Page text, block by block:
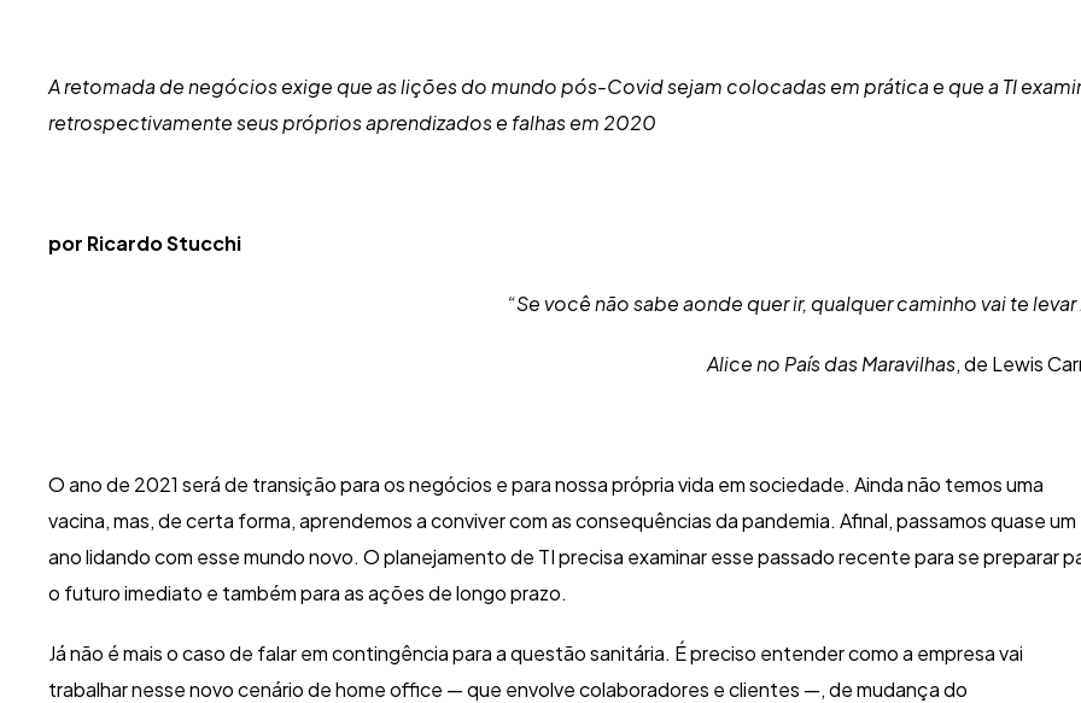
A retomada de negócios exige que as lições do mundo pós-Covid sejam colocadas em prática e que a TI
retrospectivamente seus próprios aprendizados e falhas em 2020
por Ricardo Stucchi
“Se você não sabe aonde quer ir, qualquer caminho vai te levar
Alice no País das Maravilhas, de Lewis
O ano de 2021 será de transição para os negócios e para nossa própria vida em sociedade. Ainda não temos uma
vacina, mas, de certa forma, aprendemos a conviver com as consequências da pandemia. Afinal, passamos quase um
ano lidando com esse mundo novo. O planejamento de TI precisa examinar esse passado recente para se preparar
o futuro imediato e também para as ações de longo prazo.
Já não é mais o caso de falar em contingência para a questão sanitária. É preciso entender como a empresa vai
trabalhar nesse novo cenário de home office — que envolve colaboradores e clientes —, de mudança do